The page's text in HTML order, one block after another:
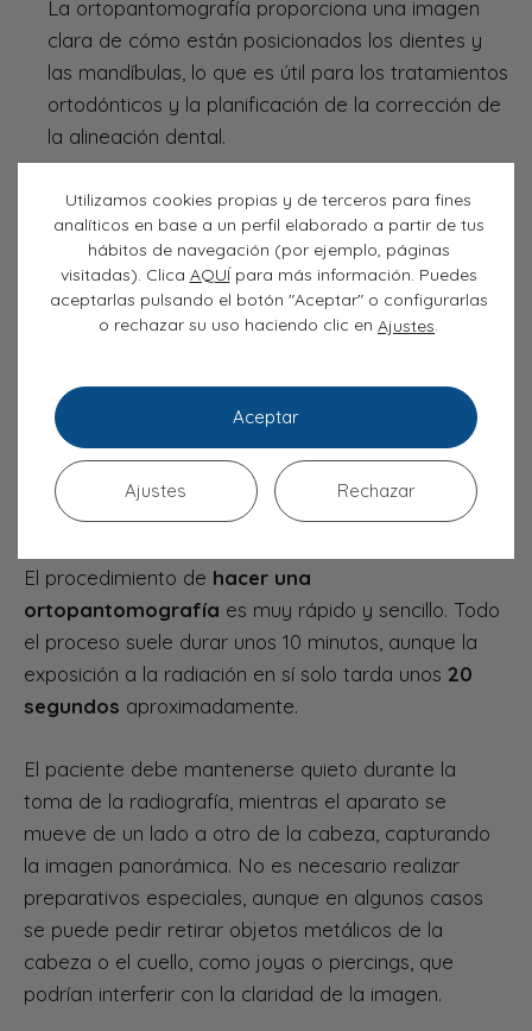
La ortopantomografía proporciona una imagen
clara de cómo están posicionados los dientes y
las mandíbulas, lo que es útil para los tratamientos
ortodónticos y la planificación de la corrección de
la alineación dental.
los profesionales a evaluar el estado del hueso
mandibular o maxilar y decidir si el paciente tiene
suficiente masa ósea para recibir implantes.
Detección de problemas dentales ocultos
o problemas en la raíz que no se ven a simple
vista.
¿Cuánto se tarda en hacer una
ortopantomografía?
El procedimiento de hacer una
ortopantomografía es muy rápido y sencillo. Todo
el proceso suele durar unos 10 minutos, aunque la
exposición a la radiación en sí solo tarda unos 20
segundos aproximadamente.
El paciente debe mantenerse quieto durante la
toma de la radiografía, mientras el aparato se
mueve de un lado a otro de la cabeza, capturando
la imagen panorámica. No es necesario realizar
preparativos especiales, aunque en algunos casos
se puede pedir retirar objetos metálicos de la
cabeza o el cuello, como joyas o piercings, que
podrían interferir con la claridad de la imagen.
Utilizamos cookies propias y de terceros para fines
analíticos en base a un perfil elaborado a partir de tus
hábitos de navegación (por ejemplo, páginas
visitadas). Clica AQUÍpara más información. Puedes
aceptarlas pulsando el botón "Aceptar" o configurarlas
o rechazar su uso haciendo clic en Ajustes.
Aceptar
Rechazar
Ajustes